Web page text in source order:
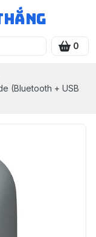
0
(Bluetooth + USB